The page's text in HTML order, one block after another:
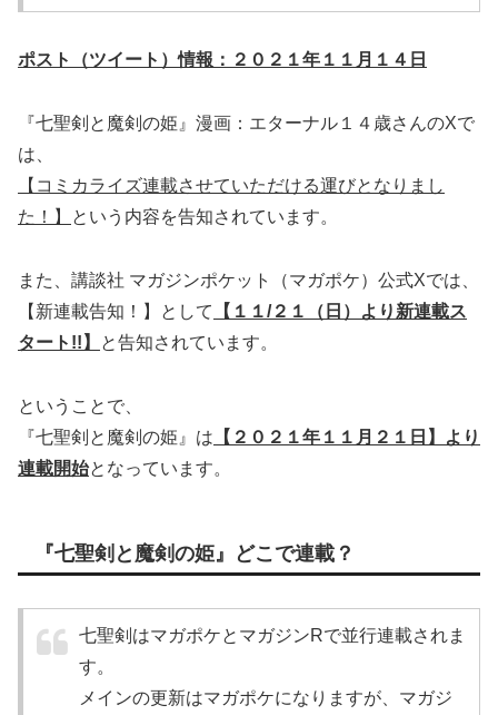
ポスト（ツイート）情報：２０２１年１１月１４日
『七聖剣と魔剣の姫』漫画：エターナル１４歳さんのXで
は、
【コミカライズ連載させていただける運びとなりまし
た！】
という内容を告知されています。
また、講談社 マガジンポケット（マガポケ）公式Xでは、
【新連載告知！】として
【１１/２１（日）より新連載ス
タート!!】
と告知されています。
ということで、
『七聖剣と魔剣の姫』は 【２０２１年１１月２１日】より
連載開始となっています。
『七聖剣と魔剣の姫』どこで連載？
七聖剣はマガポケとマガジンRで並行連載されま
す。
メインの更新はマガポケになりますが、マガジ